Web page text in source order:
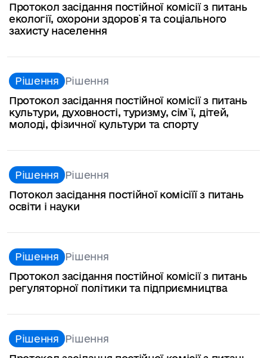
Протокол засідання постійної комісії з питань
екології, охорони здоров`я та соціального
захисту населення
Рішення Рішення
Протокол засідання постійної комісії з питань
культури, духовності, туризму, сім`ї, дітей,
молоді, фізичної культури та спорту
Рішення Рішення
Потокол засідання постійної комісіїї з питань
освіти і науки
Рішення Рішення
Протокол засідання постійної комісії з питань
регуляторної політики та підприємництва
Рішення Рішення